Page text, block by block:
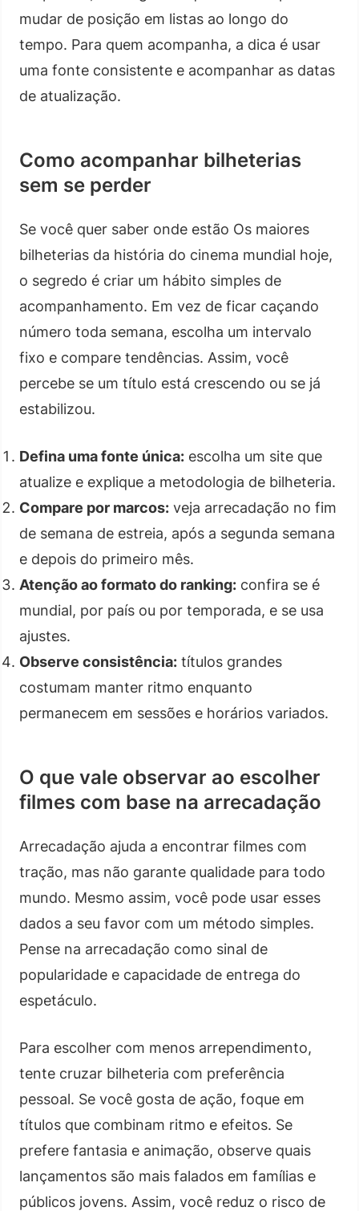
mudar de posição em listas ao longo do
tempo. Para quem acompanha, a dica é usar
uma fonte consistente e acompanhar as datas
de atualização.
Como acompanhar bilheterias
sem se perder
Se você quer saber onde estão Os maiores
bilheterias da história do cinema mundial hoje,
o segredo é criar um hábito simples de
acompanhamento. Em vez de ficar caçando
número toda semana, escolha um intervalo
fixo e compare tendências. Assim, você
percebe se um título está crescendo ou se já
estabilizou.
Defina uma fonte única: escolha um site que
atualize e explique a metodologia de bilheteria.
Compare por marcos: veja arrecadação no fim
de semana de estreia, após a segunda semana
e depois do primeiro mês.
Atenção ao formato do ranking: confira se é
mundial, por país ou por temporada, e se usa
ajustes.
Observe consistência: títulos grandes
costumam manter ritmo enquanto
permanecem em sessões e horários variados.
O que vale observar ao escolher
filmes com base na arrecadação
Arrecadação ajuda a encontrar filmes com
tração, mas não garante qualidade para todo
mundo. Mesmo assim, você pode usar esses
dados a seu favor com um método simples.
Pense na arrecadação como sinal de
popularidade e capacidade de entrega do
espetáculo.
Para escolher com menos arrependimento,
tente cruzar bilheteria com preferência
pessoal. Se você gosta de ação, foque em
títulos que combinam ritmo e efeitos. Se
prefere fantasia e animação, observe quais
lançamentos são mais falados em famílias e
públicos jovens. Assim, você reduz o risco de